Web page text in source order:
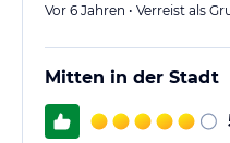
Vor 6 Jahren • Verreist als
Mitten in der Stadt